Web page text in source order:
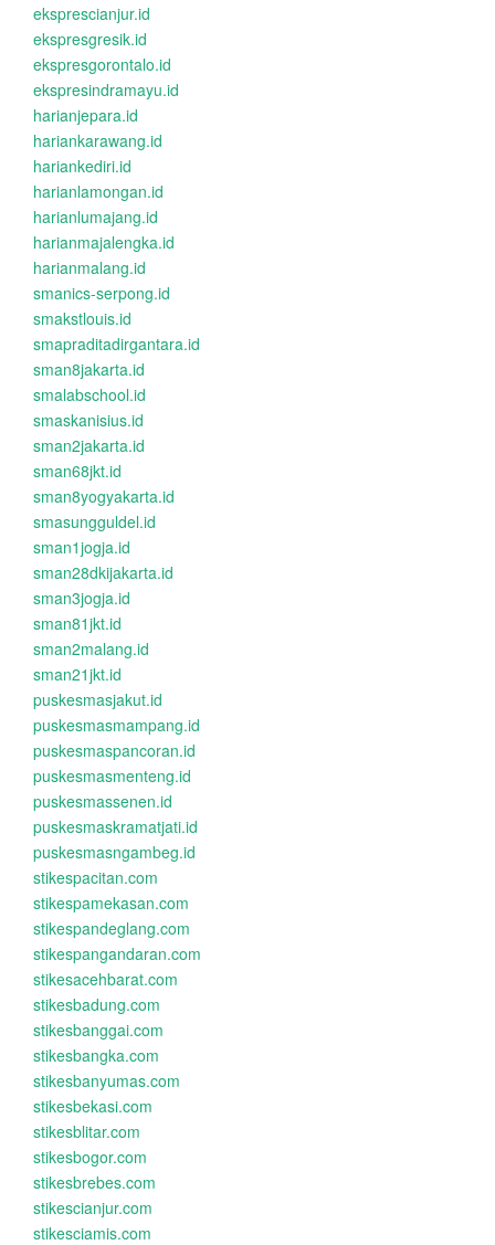
eksprescianjur.id
ekspresgresik.id
ekspresgorontalo.id
ekspresindramayu.id
harianjepara.id
hariankarawang.id
hariankediri.id
harianlamongan.id
harianlumajang.id
harianmajalengka.id
harianmalang.id
smanics-serpong.id
smakstlouis.id
smapraditadirgantara.id
sman8jakarta.id
smalabschool.id
smaskanisius.id
sman2jakarta.id
sman68jkt.id
sman8yogyakarta.id
smasungguldel.id
sman1jogja.id
sman28dkijakarta.id
sman3jogja.id
sman81jkt.id
sman2malang.id
sman21jkt.id
puskesmasjakut.id
puskesmasmampang.id
puskesmaspancoran.id
puskesmasmenteng.id
puskesmassenen.id
puskesmaskramatjati.id
puskesmasngambeg.id
stikespacitan.com
stikespamekasan.com
stikespandeglang.com
stikespangandaran.com
stikesacehbarat.com
stikesbadung.com
stikesbanggai.com
stikesbangka.com
stikesbanyumas.com
stikesbekasi.com
stikesblitar.com
stikesbogor.com
stikesbrebes.com
stikescianjur.com
stikesciamis.com